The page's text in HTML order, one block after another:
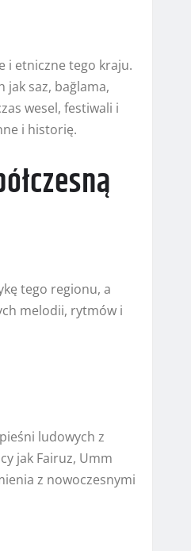
i etniczne tego kraju.
saz, bağlama,
wesel, festiwali i
i historię.
tego regionu, a
melodii, rytmów i
ludowych z
jak Fairuz, Umm
z nowoczesnymi